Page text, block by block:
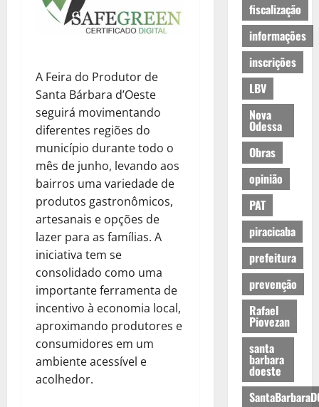
A Feira do Produtor de
Santa Bárbara d’Oeste
seguirá movimentando
diferentes regiões do
município durante todo o
mês de junho, levando aos
bairros uma variedade de
produtos gastronômicos,
artesanais e opções de
lazer para as famílias. A
iniciativa tem se
consolidado como uma
importante ferramenta de
incentivo à economia local,
aproximando produtores e
consumidores em um
ambiente acessível e
acolhedor.
fiscalização
informações
inscrições
LBV
Nova
Odessa
Obras
opinião
PAT
piracicaba
prefeitura
prevenção
Rafael
Piovezan
santa
barbara
doeste